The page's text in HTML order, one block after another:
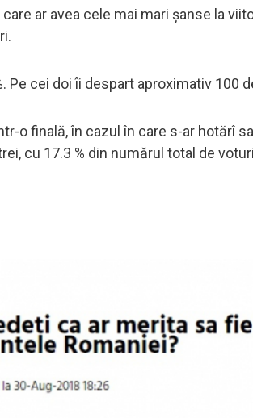
ar avea cele mai mari șanse la
Pe cei doi îi despart aproximativ 100
o finală, în cazul în care s-ar hotărî sa
cu 17.3 % din numărul total de